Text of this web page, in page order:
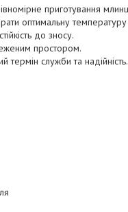
приготування
оптимальну температуру
до зносу.
простором.
термін служби та надійність.